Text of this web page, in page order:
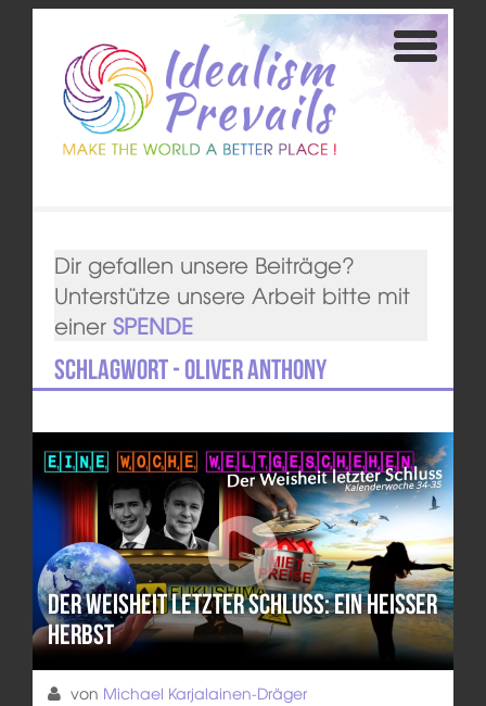
Dir gefallen unsere Beiträge?
Unterstütze unsere Arbeit bitte mit
einer SPENDE
Schlagwort - Oliver Anthony
Der Weisheit letzter Schluss: Ein heißer
Herbst
von Michael Karjalainen-Dräger